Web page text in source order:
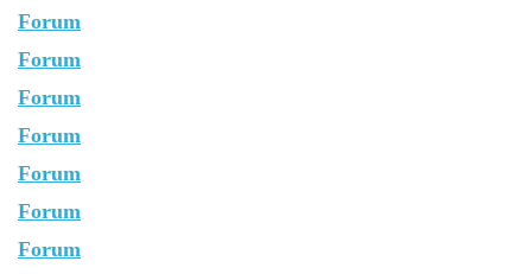
Forum
Forum
Forum
Forum
Forum
Forum
Forum